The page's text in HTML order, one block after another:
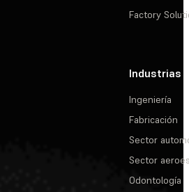
Factory
Industrias
Ingeniería
Fabricación
Sector
Sector
Odontología